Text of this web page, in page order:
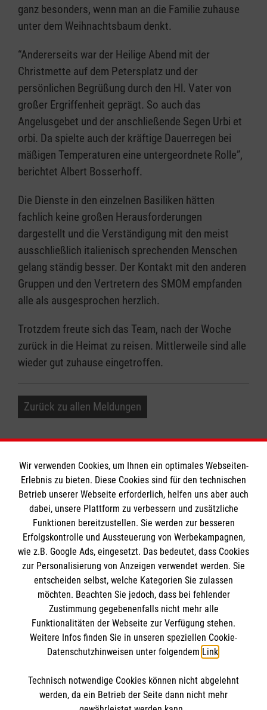
ganz besonders, wenn man an die Familie zuhause
unter dem Weihnachtsbaum denkt.
“Andererseits war der Heilige Abend mit der
Christmette auf dem Petersplatz und der
persönlichen Begrüßung durch den Hl. Vater von
großer Ergriffenheit geprägt. So auch das
Angelusgebet und der anschließende Segen Urbi et
orbi. Da spielte auch der kräftige Dauerregen bei
mäßigen Temperaturen eine untergeordnete Rolle”,
berichtet Albert Bosserhoff.
Die Dienste in den einzelnen Basiliken hätten
fachlich keine großen Herausforderungen
dargestellt und die Verständigung mit den meist
ausschließlich italienisch sprechenden Menschen
gelang ständig besser. Der Kontakt mit den anderen
Gruppen und den Vertretern des SMOM empfanden
alle als ausgesprochen herzlich.
Trotzdem freute sich das Team, nach der Woche
zurück in die Heimat zu reisen. Mittlerweile sind alle
wieder gut zuhause eingetroffen.
Zurück zu allen Meldungen
Informationen
Impressum
Datenschutz
Kontakt
Barrierefreiheit
Die Malteser
Malteser in Deutschland
Malteserorden
Sharepoint
Spendenkonto
IBAN: DE87 3706 0120 1201 2163 77
BIC: GENODED1PA7
So finden Sie uns
Wir verwenden Cookies, um Ihnen ein optimales Webseiten-
Erlebnis zu bieten. Diese Cookies sind für den technischen
Betrieb unserer Webseite erforderlich, helfen uns aber auch
dabei, unsere Plattform zu verbessern und zusätzliche
Funktionen bereitzustellen. Sie werden zur besseren
Erfolgskontrolle und Aussteuerung von Werbekampagnen,
wie z.B. Google Ads, eingesetzt. Das bedeutet, dass Cookies
zur Personalisierung von Anzeigen verwendet werden. Sie
entscheiden selbst, welche Kategorien Sie zulassen
möchten. Beachten Sie jedoch, dass bei fehlender
Zustimmung gegebenenfalls nicht mehr alle
Funktionalitäten der Webseite zur Verfügung stehen.
Weitere Infos finden Sie in unseren speziellen Cookie-
Datenschutzhinweisen unter folgendem Link.
Technisch notwendige Cookies können nicht abgelehnt
werden, da ein Betrieb der Seite dann nicht mehr